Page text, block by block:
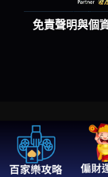
免責聲明與個